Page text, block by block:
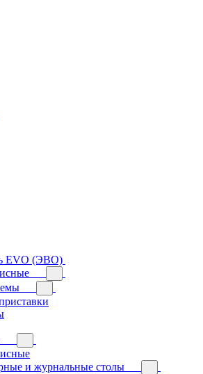
EVO (ЭВО)
и журнальные столы